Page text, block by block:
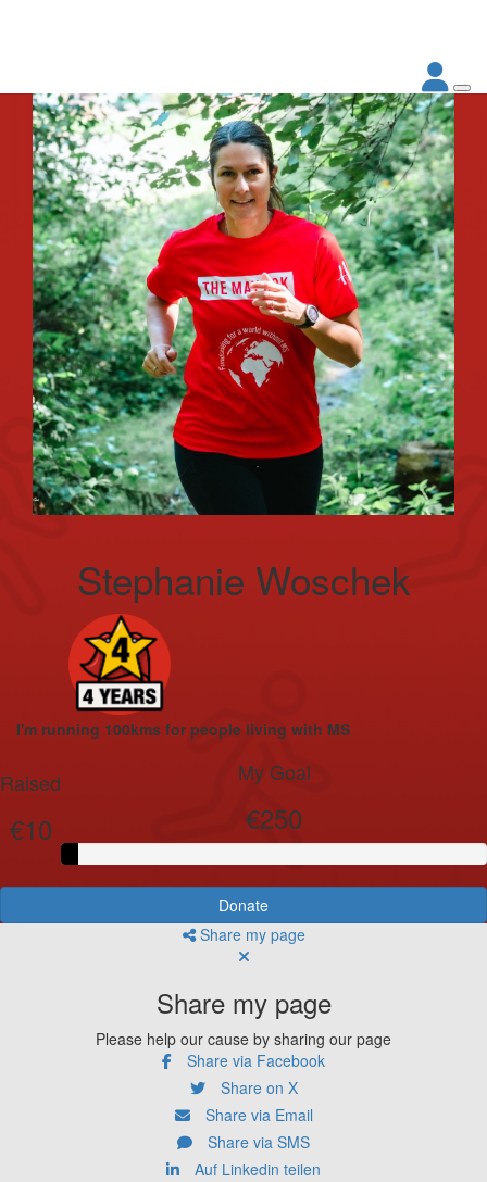
Stephanie Woschek
I'm running 100kms for people living with MS
Raised
€10
My Goal
€250
Donate
Share my page
Share my page
Please help our cause by sharing our page
Share via Facebook
Share on X
Share via Email
Share via SMS
Auf Linkedin teilen